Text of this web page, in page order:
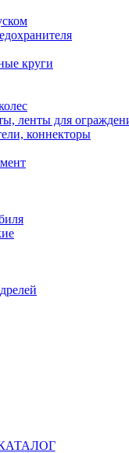
круги
ленты для
коннекторы